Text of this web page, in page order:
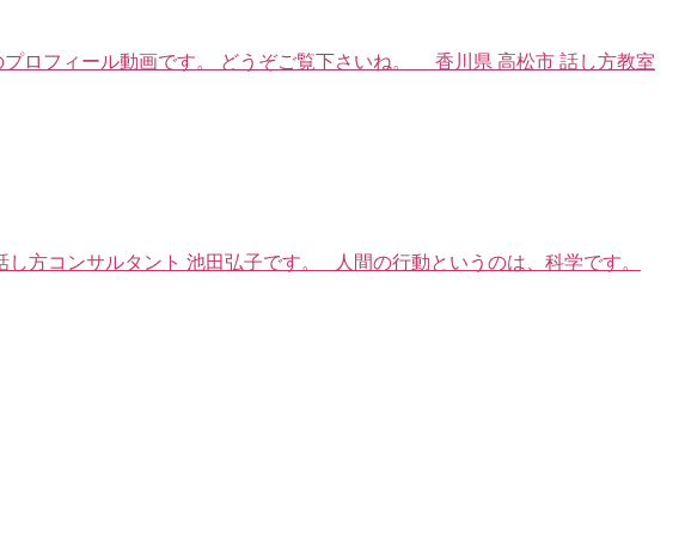
ロフィール動画です。 どうぞご覧下さいね。 香川県 高松市 話し方教室
方コンサルタント 池田弘子です。 人間の行動というのは、科学です。